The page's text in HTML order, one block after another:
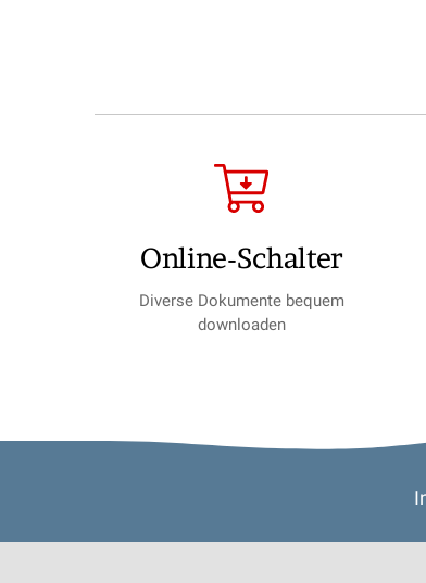
Online-Schalter
Diverse Dokumente bequem
downloaden